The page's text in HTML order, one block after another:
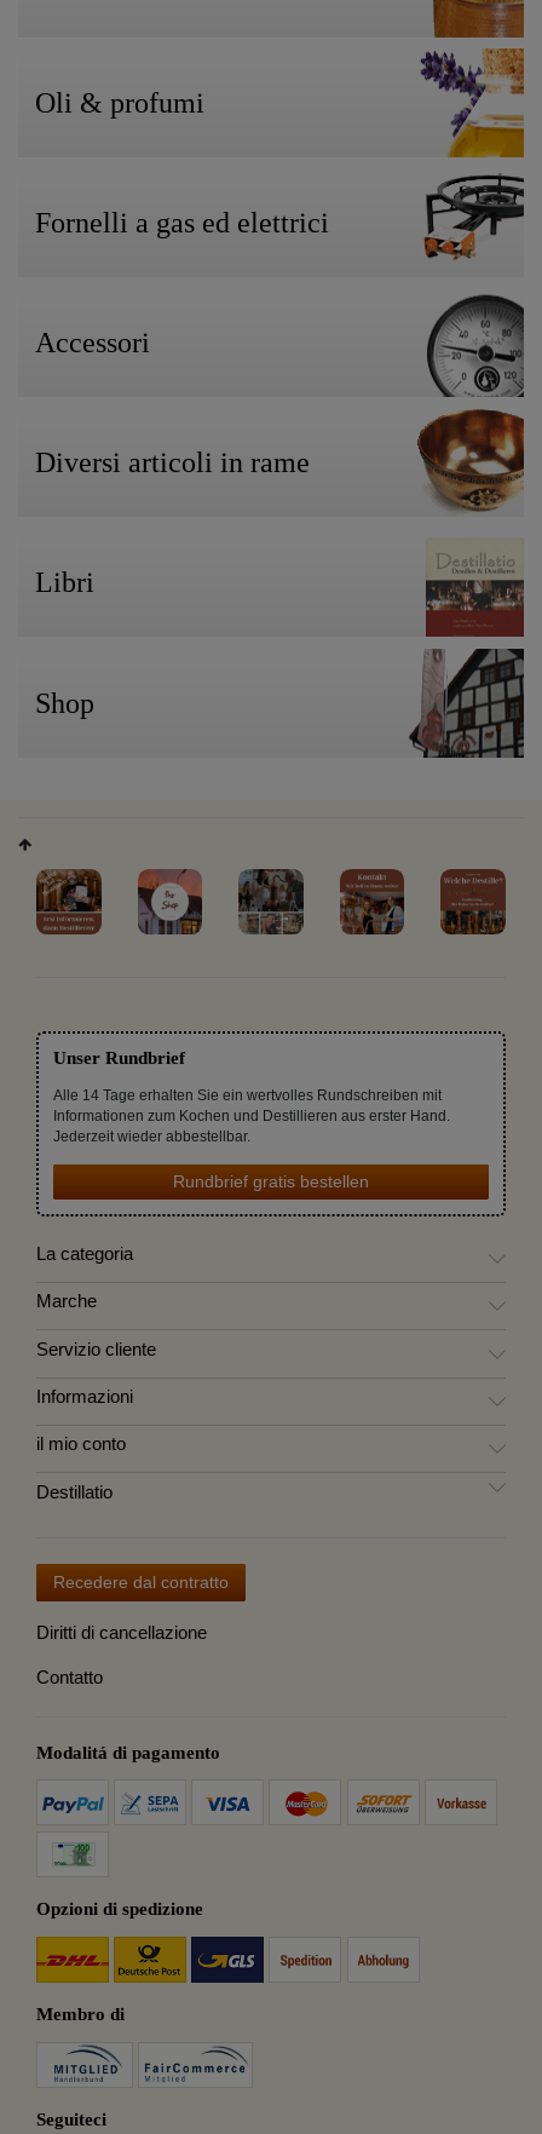
Oli & profumi
Fornelli a gas ed elettrici
Accessori
Diversi articoli in rame
Libri
Shop
Unser Rundbrief
Alle 14 Tage erhalten Sie ein wertvolles Rundschreiben mit
Informationen zum Kochen und Destillieren aus erster Hand.
Jederzeit wieder abbestellbar.
Rundbrief gratis bestellen
La categoria
Marche
Servizio cliente
Informazioni
il mio conto
Destillatio
Recedere dal contratto
Diritti di cancellazione
Contatto
Modalitá di pagamento
Opzioni di spedizione
Membro di
Seguiteci